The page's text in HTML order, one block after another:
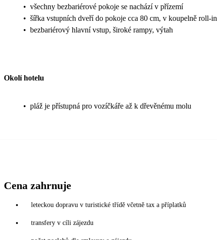
• všechny bezbariérové pokoje se nachází v přízemí
• šířka vstupních dveří do pokoje cca 80 cm, v koupelně roll-
• bezbariérový hlavní vstup, široké rampy, výtah
Okolí hotelu
• pláž je přístupná pro vozíčkáře až k dřevěnému molu
Cena zahrnuje
leteckou dopravu v turistické třídě včetně tax a příplatků
transfery v cíli zájezdu